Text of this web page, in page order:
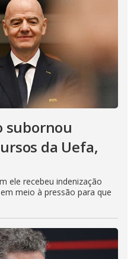
subornou
da Uefa,
ele recebeu indenização
meio à pressão para que